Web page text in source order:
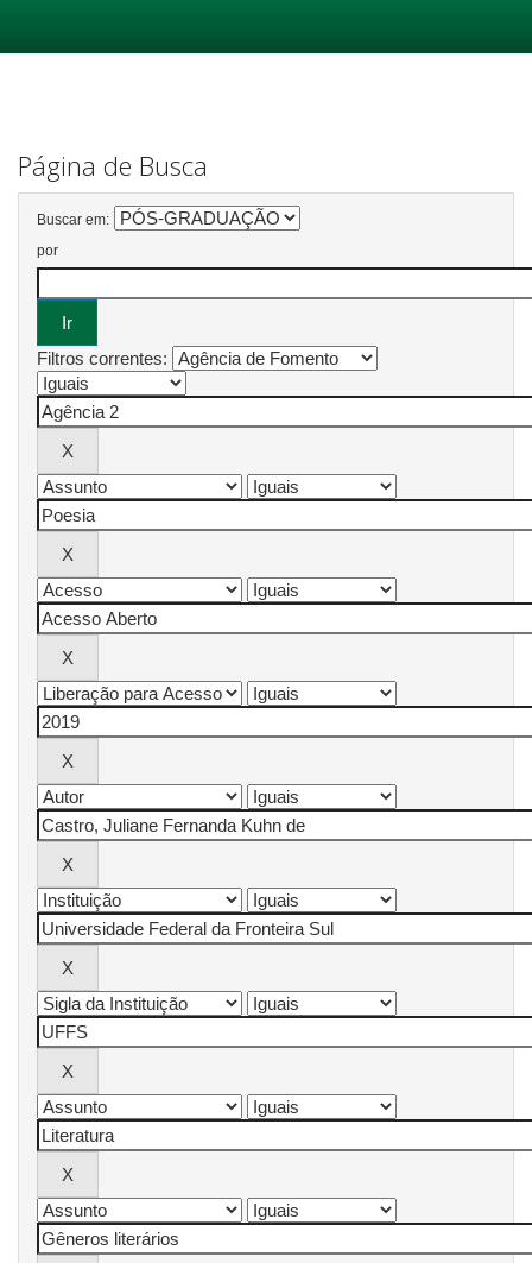
Página de Busca
Buscar em:
por
Filtros correntes: